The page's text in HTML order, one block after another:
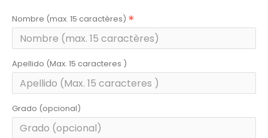
Nombre (max. 15 caractères)
Apellido (Max. 15 caracteres )
Grado (opcional)